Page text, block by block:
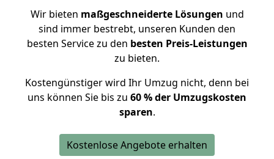
Wir bieten maßgeschneiderte Lösungen und
sind immer bestrebt, unseren Kunden den
besten Service zu den besten Preis-Leistungen
zu bieten.
Kostengünstiger wird Ihr Umzug nicht, denn bei
uns können Sie bis zu 60 % der Umzugskosten
sparen.
Kostenlose Angebote erhalten